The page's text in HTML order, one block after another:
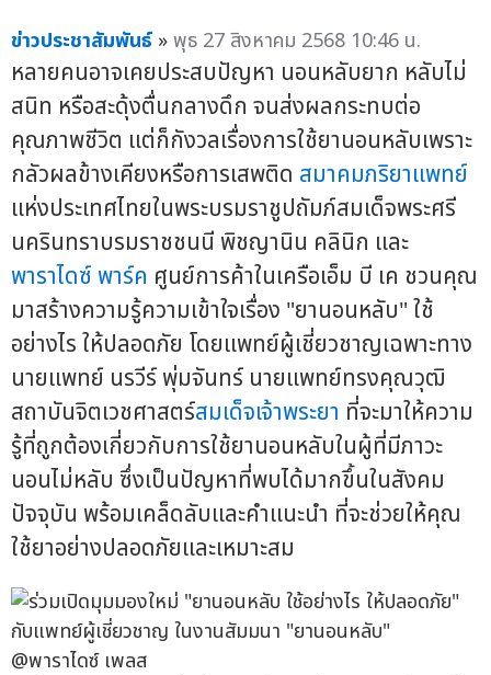
ข่าวประชาสัมพันธ์ »พุธ 27 สิงหาคม 2568 10:46 น.
หลายคนอาจเคยประสบปัญหา นอนหลับยาก หลับไม่
สนิท หรือสะดุ้งตื่นกลางดึก จนส่งผลกระทบต่อ
คุณภาพชีวิต แต่ก็กังวลเรื่องการใช้ยานอนหลับเพราะ
กลัวผลข้างเคียงหรือการเสพติด สมาคมภริยาแพทย์
แห่งประเทศไทยในพระบรมราชูปถัมภ์สมเด็จพระศรี
นครินทราบรมราชชนนี พิชญานิน คลินิก และ
พาราไดซ์ พาร์ค ศูนย์การค้าในเครือเอ็ม บี เค ชวนคุณ
มาสร้างความรู้ความเข้าใจเรื่อง "ยานอนหลับ" ใช้
อย่างไร ให้ปลอดภัย โดยแพทย์ผู้เชี่ยวชาญเฉพาะทาง
นายแพทย์ นรวีร์ พุ่มจันทร์ นายแพทย์ทรงคุณวุฒิ
สถาบันจิตเวชศาสตร์สมเด็จเจ้าพระยา ที่จะมาให้ความ
รู้ที่ถูกต้องเกี่ยวกับการใช้ยานอนหลับในผู้ที่มีภาวะ
นอนไม่หลับ ซึ่งเป็นปัญหาที่พบได้มากขึ้นในสังคม
ปัจจุบัน พร้อมเคล็ดลับและคำแนะนำ ที่จะช่วยให้คุณ
ใช้ยาอย่างปลอดภัยและเหมาะสม